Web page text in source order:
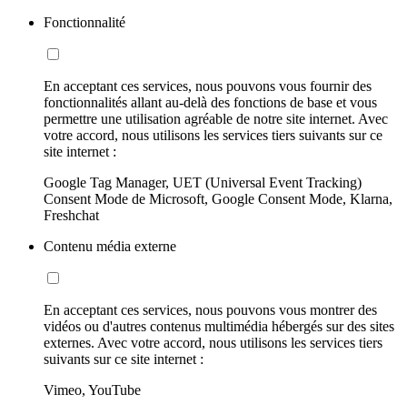
Fonctionnalité
En acceptant ces services, nous pouvons vous fournir des
fonctionnalités allant au-delà des fonctions de base et vous
permettre une utilisation agréable de notre site internet. Avec
votre accord, nous utilisons les services tiers suivants sur ce
site internet :
Google Tag Manager, UET (Universal Event Tracking)
Consent Mode de Microsoft, Google Consent Mode, Klarna,
Freshchat
Contenu média externe
En acceptant ces services, nous pouvons vous montrer des
vidéos ou d'autres contenus multimédia hébergés sur des sites
externes. Avec votre accord, nous utilisons les services tiers
suivants sur ce site internet :
Vimeo, YouTube